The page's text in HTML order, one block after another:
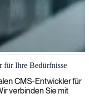
Management-Systeme
Inhalte effizient
wodurch die
für Ihre Bedürfnisse
CMS-Entwickler für
verbinden Sie mit